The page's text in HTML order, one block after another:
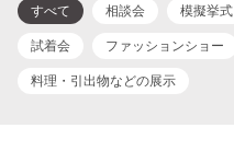
すべて 相談会 模擬挙式
試着会
ファッションショー
料理・引出物などの展示